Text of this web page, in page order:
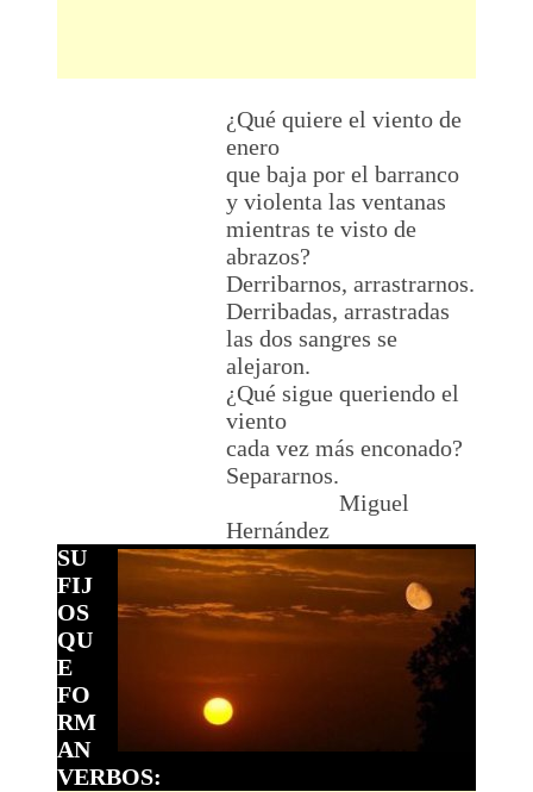
¿Qué quiere el viento de
enero
que baja por el barranco
y violenta las ventanas
mientras te visto de
abrazos?
Derribarnos, arrastrarnos.
Derribadas, arrastradas
las dos sangres se
alejaron.
¿Qué sigue queriendo el
viento
cada vez más enconado?
Separarnos.
Miguel
Hernández
SU
FIJ
OS
QU
E
FO
RM
AN
VERBOS: